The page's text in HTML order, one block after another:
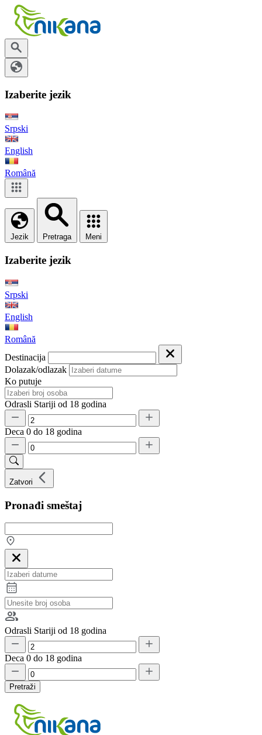
Izaberite jezik
Srpski
English
Română
Jezik Pretraga Meni
Izaberite jezik
Srpski
English
Română
Destinacija
Dolazak/odlazak
Ko putuje
Odrasli Stariji od 18 godina
Deca 0 do 18 godina
Zatvori
Pronađi smeštaj
Odrasli Stariji od 18 godina
Deca 0 do 18 godina
Pretraži